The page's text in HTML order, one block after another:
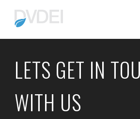
LETS GET IN
WITH US